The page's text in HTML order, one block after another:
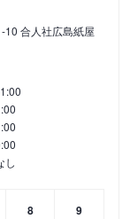
10 合人社広島紙屋
し
8
9